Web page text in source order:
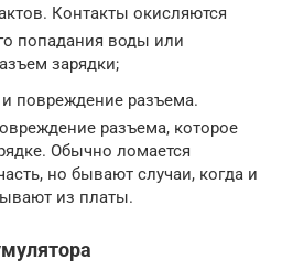
Контакты окисляются
попадания воды или
зарядки;
повреждение разъема.
разъема, которое
Обычно ломается
но бывают случаи, когда и
из платы.